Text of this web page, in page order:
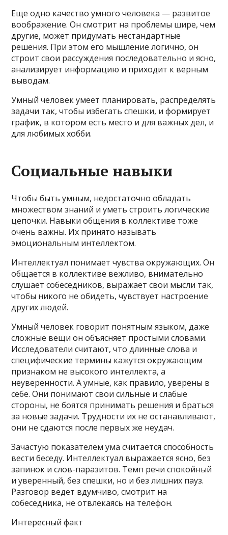
Еще одно качество умного человека — развитое
воображение. Он смотрит на проблемы шире, чем
другие, может придумать нестандартные
решения. При этом его мышление логично, он
строит свои рассуждения последовательно и ясно,
анализирует информацию и приходит к верным
выводам.
Умный человек умеет планировать, распределять
задачи так, чтобы избегать спешки, и формирует
график, в котором есть место и для важных дел, и
для любимых хобби.
Социальные навыки
Чтобы быть умным, недостаточно обладать
множеством знаний и уметь строить логические
цепочки. Навыки общения в коллективе тоже
очень важны. Их принято называть
эмоциональным интеллектом.
Интеллектуал понимает чувства окружающих. Он
общается в коллективе вежливо, внимательно
слушает собеседников, выражает свои мысли так,
чтобы никого не обидеть, чувствует настроение
других людей.
Умный человек говорит понятным языком, даже
сложные вещи он объясняет простыми словами.
Исследователи считают, что длинные слова и
специфические термины кажутся окружающим
признаком не высокого интеллекта, а
неуверенности. А умные, как правило, уверены в
себе. Они понимают свои сильные и слабые
стороны, не боятся принимать решения и браться
за новые задачи. Трудности их не останавливают,
они не сдаются после первых же неудач.
Зачастую показателем ума считается способность
вести беседу. Интеллектуал выражается ясно, без
запинок и слов-паразитов. Темп речи спокойный
и уверенный, без спешки, но и без лишних пауз.
Разговор ведет вдумчиво, смотрит на
собеседника, не отвлекаясь на телефон.
Интересный факт